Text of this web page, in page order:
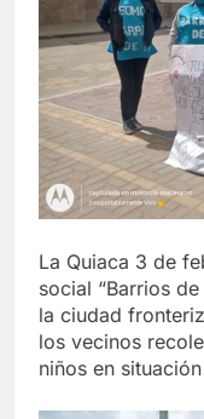
La Quiaca 3 de
social “Barrios
la ciudad
los vecinos
niños en